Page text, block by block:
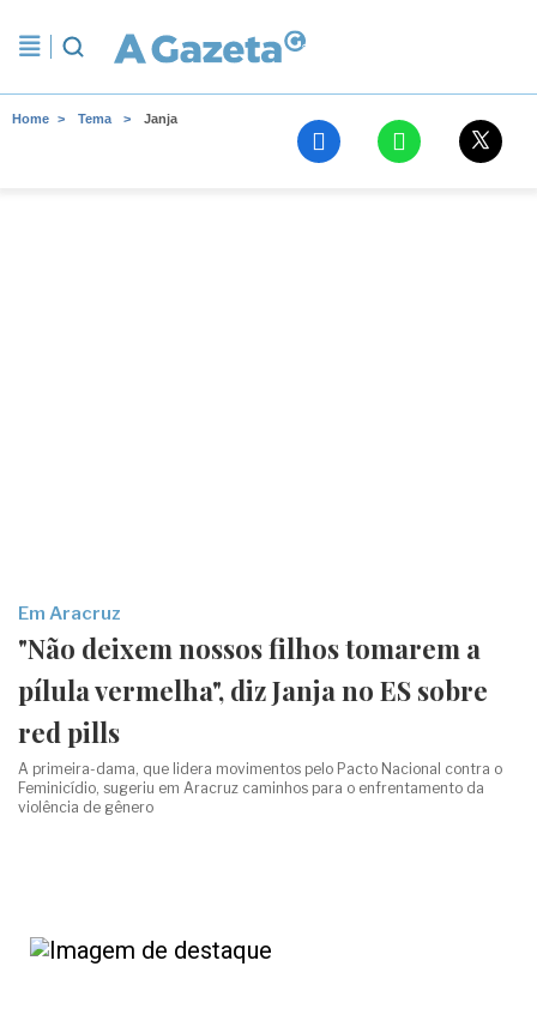
Home Tema Janja
Em Aracruz
"Não deixem nossos filhos tomarem a
pílula vermelha", diz Janja no ES sobre
red pills
A primeira-dama, que lidera movimentos pelo Pacto Nacional contra o
Feminicídio, sugeriu em Aracruz caminhos para o enfrentamento da
violência de gênero